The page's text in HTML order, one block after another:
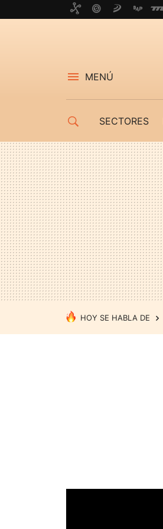
MENÚ
SECTORES
HOY SE HABLA DE